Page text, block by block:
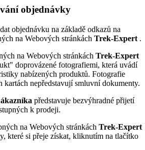
objednávky
objednávku na základě odkazů na
na Webových stránkách Trek-Expert .
na Webových stránkách Trek-Expert
doprovázené fotografiemi, která uvádí
nabízených produktů. Fotografie
kartách nepředstavují smluvní dokumenty.
představuje bezvýhradné přijetí
k prodeji.
na Webových stránkách Trek-Expert
které si přeje získat, kliknutím na tlačítko